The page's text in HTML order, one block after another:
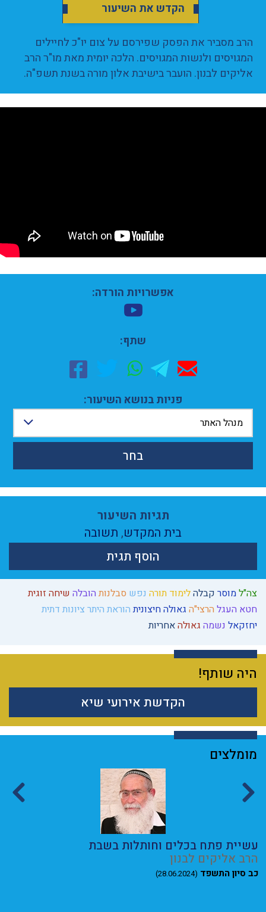
הקדש את השיעור
הרב מסביר את הפסק שפירסם על צום יו"כ לחיילים
המגויסים ולנשות המגויסים. הלכה יומית מאת מו"ר הרב
אליקים לבנון. הועבר בישיבת אלון מורה בשנת תשפ"ה.
צה"למוסר קבלהלימוד תורה נפש סבלנות הובלה שיחה זוגית
חטא העגל הרצי"ה גאולה חיצוניתהוראת היתר ציונות דתית
יחזקאל נשמה גאולהאחריות
היה שותף!
הקדשת אירועי שיא
אפשרויות הורדה:
שתף:
פניות בנושא השיעור:
מנהל האתר
בחר
תגיות השיעור
בית המקדש, תשובה
הוסף תגית
מומלצים
עשיית פתח בכלים וחותלות בשבת
הרב אליקים לבנון
כב סיון התשפד (28.06.2024)